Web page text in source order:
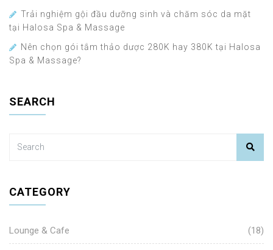
Trải nghiệm gội đầu dưỡng sinh và chăm sóc da mặt
tại Halosa Spa & Massage
Nên chọn gói tắm thảo dược 280K hay 380K tại Halosa
Spa & Massage?
SEARCH
CATEGORY
Lounge & Cafe (18)